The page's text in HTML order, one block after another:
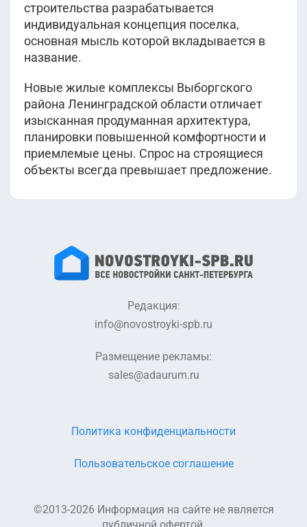
строительства разрабатывается
индивидуальная концепция поселка,
основная мысль которой вкладывается в
название.
Новые жилые комплексы Выборгского
района Ленинградской области отличает
изысканная продуманная архитектура,
планировки повышенной комфортности и
приемлемые цены. Спрос на строящиеся
объекты всегда превышает предложение.
Редакция:
info@novostroyki-spb.ru
Размещение рекламы:
sales@adaurum.ru
©2013-2026 Информация на сайте не является
Пользовательское соглашение
Политика конфиденциальности